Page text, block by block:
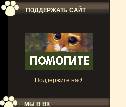
ПОДДЕРЖАТЬ САЙТ
Поддержите нас!
МЫ В ВК